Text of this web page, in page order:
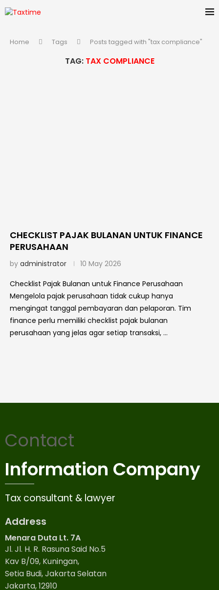
Home Tags Posts tagged with "tax compliance"
TAG: TAX COMPLIANCE
CHECKLIST PAJAK BULANAN UNTUK FINANCE
PERUSAHAAN
by administrator 10 May 2026
Checklist Pajak Bulanan untuk Finance Perusahaan
Mengelola pajak perusahaan tidak cukup hanya
mengingat tanggal pembayaran dan pelaporan. Tim
finance perlu memiliki checklist pajak bulanan
perusahaan yang jelas agar setiap transaksi, …
Contact
Information Company
Tax consultant & lawyer
Address
Menara Duta Lt. 7A
Jl. Jl. H. R. Rasuna Said No.5
Kav B/09, Kuningan,
Setia Budi, Jakarta Selatan
Jakarta, 12910